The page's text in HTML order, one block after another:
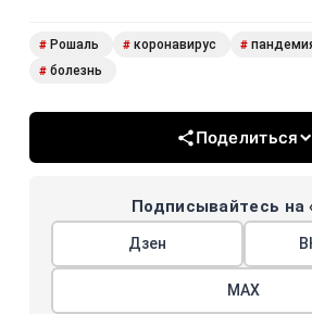
# Рошаль # коронавирус #
# болезнь
Поделиться
Подписывайтесь на
Дзен
МАХ